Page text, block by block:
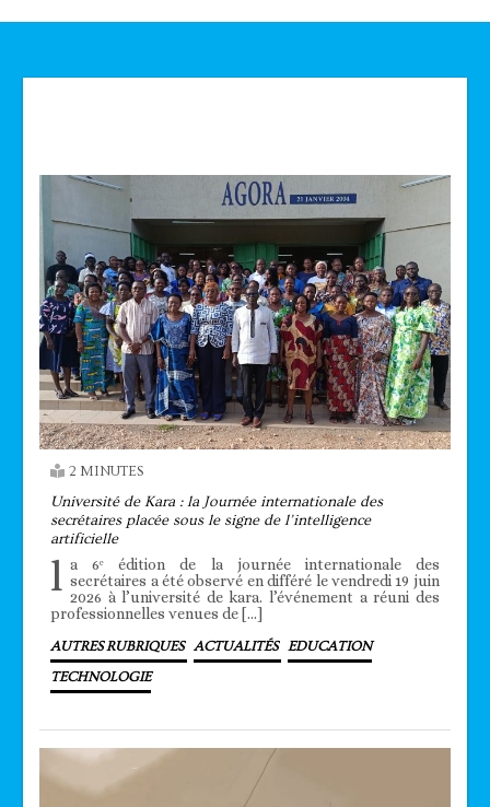
2 MINUTES
Université de Kara : la Journée internationale des
secrétaires placée sous le signe de l’intelligence
artificielle
l a 6ᵉ édition de la journée internationale des
secrétaires a été observé en différé le vendredi 19 juin
2026 à l’université de kara. l’événement a réuni des
professionnelles venues de […]
AUTRES RUBRIQUES ACTUALITÉS EDUCATION
TECHNOLOGIE